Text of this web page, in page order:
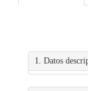
1. Datos